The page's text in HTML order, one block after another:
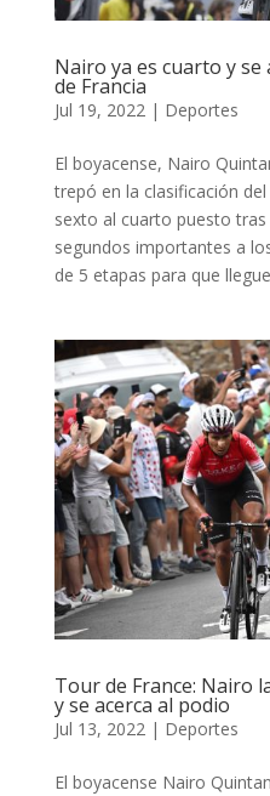
Nairo ya es cuarto y
de Francia
Jul 19, 2022 | Deportes
El boyacense, Nairo
trepó en la clasificación
sexto al cuarto puesto
segundos importantes a
de 5 etapas para que
Tour de France: Nairo
y se acerca al podio
Jul 13, 2022| Deportes
El boyacense Nairo